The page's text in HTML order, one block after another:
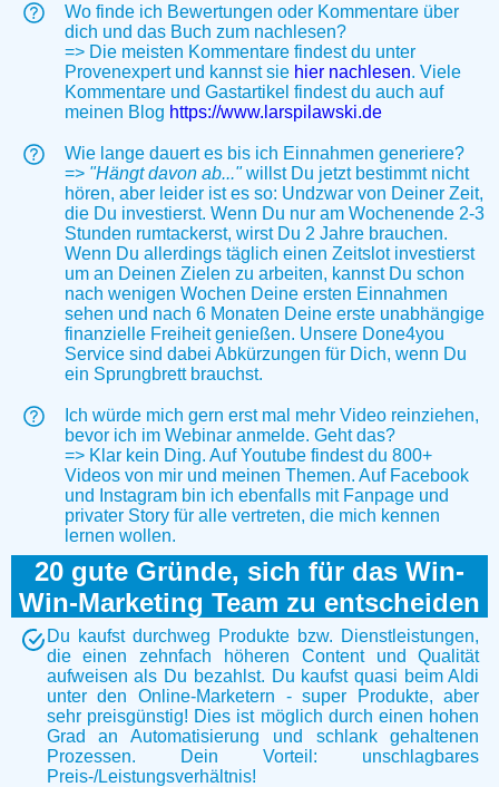
Wo finde ich Bewertungen oder Kommentare über
dich und das Buch zum nachlesen?
=> Die meisten Kommentare findest du unter
Provenexpert und kannst sie hier nachlesen. Viele
Kommentare und Gastartikel findest du auch auf
meinen Blog https://www.larspilawski.de
Wie lange dauert es bis ich Einnahmen generiere?
=> "Hängt davon ab..."willst Du jetzt bestimmt nicht
hören, aber leider ist es so: Undzwar von Deiner Zeit,
die Du investierst. Wenn Du nur am Wochenende 2-3
Stunden rumtackerst, wirst Du 2 Jahre brauchen.
Wenn Du allerdings täglich einen Zeitslot investierst
um an Deinen Zielen zu arbeiten, kannst Du schon
nach wenigen Wochen Deine ersten Einnahmen
sehen und nach 6 Monaten Deine erste unabhängige
finanzielle Freiheit genießen. Unsere Done4you
Service sind dabei Abkürzungen für Dich, wenn Du
ein Sprungbrett brauchst.
Ich würde mich gern erst mal mehr Video reinziehen,
bevor ich im Webinar anmelde. Geht das?
=> Klar kein Ding. Auf Youtube findest du 800+
Videos von mir und meinen Themen. Auf Facebook
und Instagram bin ich ebenfalls mit Fanpage und
privater Story für alle vertreten, die mich kennen
lernen wollen.
20 gute Gründe, sich für das Win-
Win-Marketing Team zu entscheiden
Du kaufst durchweg Produkte bzw. Dienstleistungen,
die einen zehnfach höheren Content und Qualität
aufweisen als Du bezahlst. Du kaufst quasi beim Aldi
unter den Online-Marketern - super Produkte, aber
sehr preisgünstig! Dies ist möglich durch einen hohen
Grad an Automatisierung und schlank gehaltenen
Prozessen. Dein Vorteil: unschlagbares
Preis-/Leistungsverhältnis!